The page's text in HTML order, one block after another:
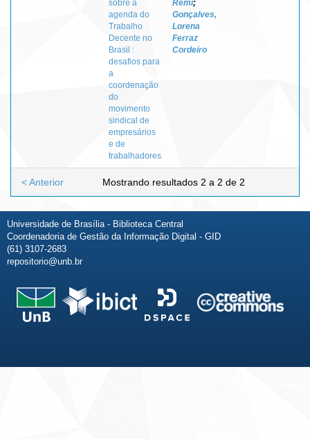
sobre a
agenda do
Trabalho
Decente no
Brasil :
desafios para
a
coordenação
do
movimento
sindical de
empresários
e de
trabalhadores
Remi;
Gonçalves,
Lorena
Ferraz
Cordeiro
Mostrando resultados 2 a 2 de 2
< Anterior
Universidade de Brasília - Biblioteca Central
Coordenadoria de Gestão da Informação Digital - GID
(61) 3107-2683
repositorio@unb.br